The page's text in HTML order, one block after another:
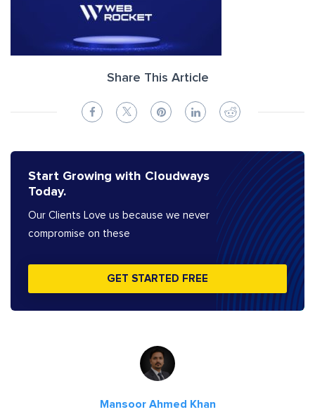
Share This Article
Start Growing with Cloudways
Today.
Our Clients Love us because we never
compromise on these
GET STARTED FREE
Mansoor Ahmed Khan